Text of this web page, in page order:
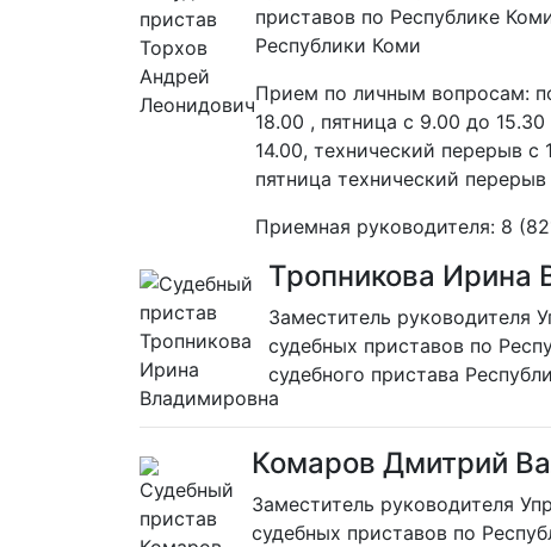
приставов по Республике
Республики Коми
Прием по личным вопросам:
18.00 , пятница с 9.00 до
14.00, технический перерыв с
пятница технический перерыв
Приемная руководителя: 8
Тропникова Ирина
Заместитель руководителя
судебных приставов по
судебного пристава
Комаров Дмитрий
Заместитель руководителя
судебных приставов по